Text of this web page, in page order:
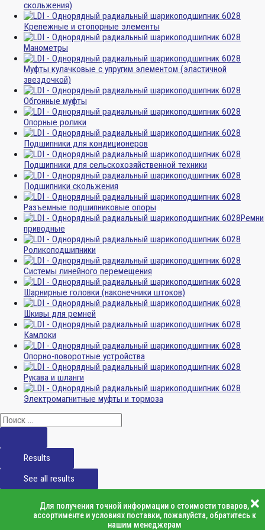
скольжения)
Крепежные и стопорные элементы
Манометры
Муфты кулачковые с упругим элементом (эластичной
звездочкой)
Обгонные муфты
Опорные ролики
Подшипники для кондиционеров
Подшипники для сельскохозяйственной техники
Подшипники скольжения
Разъемные подшипниковые опоры
Ремни
приводные
Роликоподшипники
Системы линейного перемещения
Шарнирные головки (наконечники штоков)
Шкивы для ремней
Камлоки
Опорно-поворотные устройства
Рукава и шланги
Электромагнитные муфты и тормоза
Results
See all results
Для получения точной информации о стоимости товаров,
ассортименте и условиях поставки, пожалуйста, обратитесь к
нашим менеджерам